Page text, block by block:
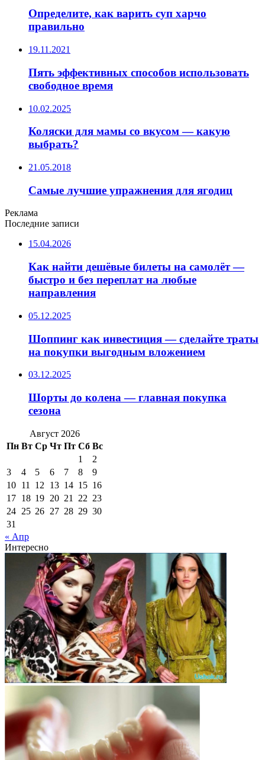
Определите, как варить суп харчо
правильно
19.11.2021
Пять эффективных способов использовать
свободное время
10.02.2025
Коляски для мамы со вкусом — какую
выбрать?
21.05.2018
Самые лучшие упражнения для ягодиц
Реклама
Последние записи
15.04.2026
Как найти дешёвые билеты на самолёт —
быстро и без переплат на любые
направления
05.12.2025
Шоппинг как инвестиция — сделайте траты
на покупки выгодным вложением
03.12.2025
Шорты до колена — главная покупка
сезона
Август 2026
Пн Вт Ср Чт Пт Сб Вс
1
2
3
4 5 6 7 8
9
10 11 12 13 14 15 16
17 18 19 20 21 22 23
24 25 26 27 28 29 30
31
« Апр
Интересно